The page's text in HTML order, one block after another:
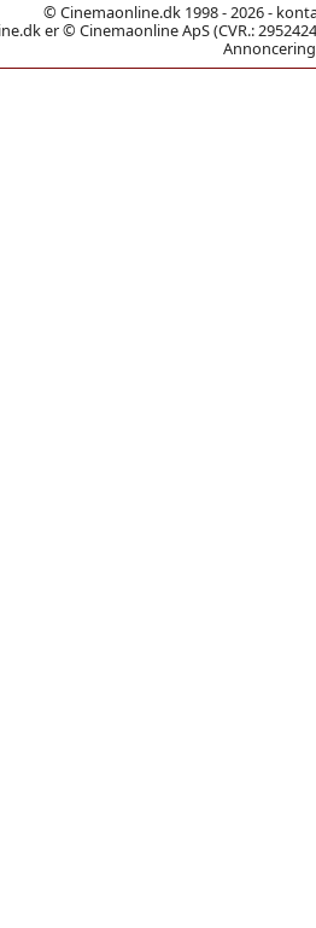
© Cinemaonline.dk 1998 - 2026 -
er © Cinemaonline ApS (CVR.: